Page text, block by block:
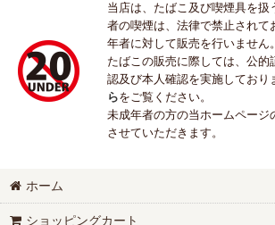
当店は、たばこ及び喫煙具を扱
者の喫煙は、法律で禁止されて
年者に対して販売を行いません。
たばこの販売に際しては、公的
認及び本人確認を実施しており
らをご覧ください。
未成年者の方の当ホームページ
させていただきます。
ホーム
ショッピングカート